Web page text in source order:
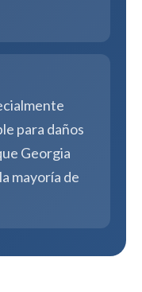
para daños
Georgia
mayoría de